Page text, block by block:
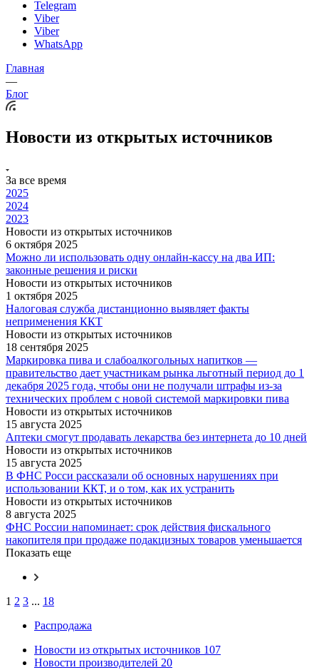
Telegram
Viber
Viber
WhatsApp
Главная
—
Блог
Новости из открытых источников
За все время
2025
2024
2023
Новости из открытых источников
6 октября 2025
Можно ли использовать одну онлайн-кассу на два ИП:
законные решения и риски
Новости из открытых источников
1 октября 2025
Налоговая служба дистанционно выявляет факты
неприменения ККТ
Новости из открытых источников
18 сентября 2025
Маркировка пива и слабоалкогольных напитков —
правительство дает участникам рынка льготный период до 1
декабря 2025 года, чтобы они не получали штрафы из-за
технических проблем с новой системой маркировки пива
Новости из открытых источников
15 августа 2025
Аптеки смогут продавать лекарства без интернета до 10 дней
Новости из открытых источников
15 августа 2025
В ФНС Росси рассказали об основных нарушениях при
использовании ККТ, и о том, как их устранить
Новости из открытых источников
8 августа 2025
ФНС России напоминает: срок действия фискального
накопителя при продаже подакцизных товаров уменьшается
Показать еще
1 2 3 ... 18
Распродажа
Новости из открытых источников 107
Новости производителей 20